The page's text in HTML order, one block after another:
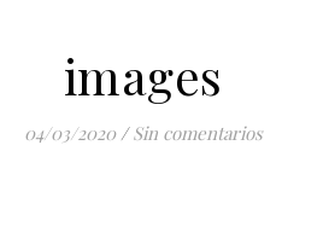
images
04/03/2020 / Sin comentarios